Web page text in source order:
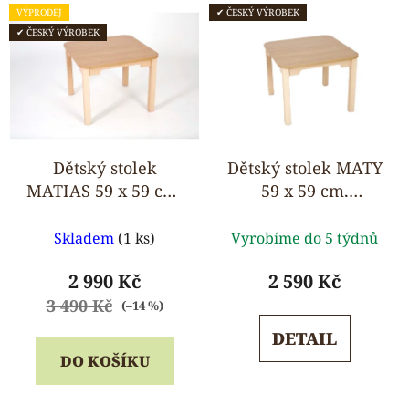
VÝPRODEJ
✔ ČESKÝ VÝROBEK
Dětský stolek
MATIAS 59 x 59 cm,
hodnocení
produktu
je
5
Skladem (1 ks)
2 990 Kč
3 490 Kč (–14 %)
DO KOŠÍKU
✔ ČESKÝ VÝROBEK
Dětský stolek MATY
59 x 59 cm,
masivuhodnocení
produktu
je
5,0
z
Vyrobíme do 5 týdnů
2 590 Kč
DETAIL